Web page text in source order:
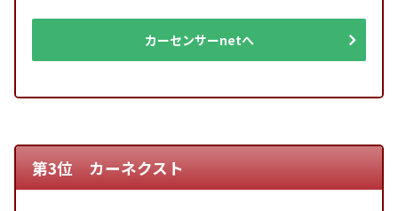
カーセンサーnetへ
第3位 カーネクスト